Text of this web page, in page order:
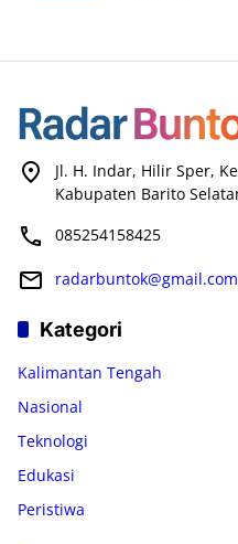
Jl. H. Indar, Hilir Sper,
Kabupaten Barito
085254158425
radarbuntok@gmail.com
Kategori
Kalimantan Tengah
Nasional
Teknologi
Edukasi
Peristiwa